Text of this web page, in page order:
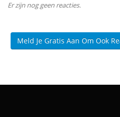
Er zijn nog geen reacties.
Meld Je Gratis Aan Om Ook